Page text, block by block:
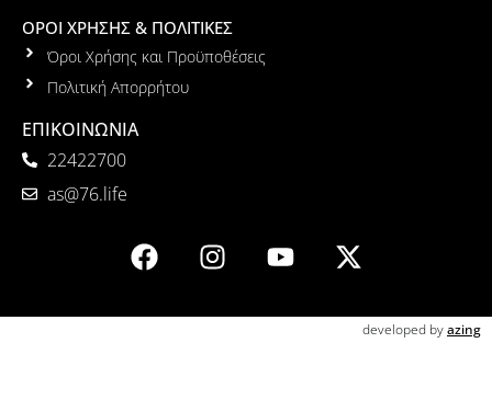
ΟΡΟΙ ΧΡΗΣΗΣ & ΠΟΛΙΤΙΚΕΣ
Όροι Χρήσης και Προϋποθέσεις
Πολιτική Απορρήτου
ΕΠΙΚΟΙΝΩΝΙΑ
22422700
as@76.life
developed byazing